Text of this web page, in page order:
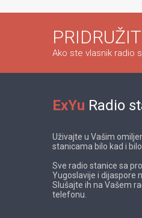
Ako ste vlasnik radio
ExYu Radio
Uživajte u Vašim
stanicama bilo kad i
Sve radio stanice sa
Yugoslavije i dijaspore
Slušajte ih na Vašem
telefonu.